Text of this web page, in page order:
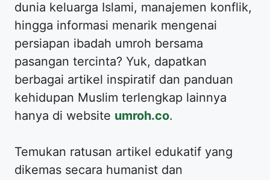
dunia keluarga Islami, manajemen konflik,
hingga informasi menarik mengenai
persiapan ibadah umroh bersama
pasangan tercinta? Yuk, dapatkan
berbagai artikel inspiratif dan panduan
kehidupan Muslim terlengkap lainnya
hanya di website umroh.co.
Temukan ratusan artikel edukatif yang
dikemas secara humanist dan